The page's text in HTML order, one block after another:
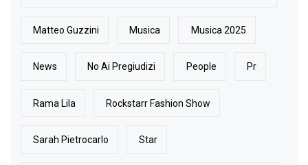
Matteo Guzzini Musica Musica 2025
News No Ai Pregiudizi People Pr
Rama Lila Rockstarr Fashion Show
Sarah Pietrocarlo Star